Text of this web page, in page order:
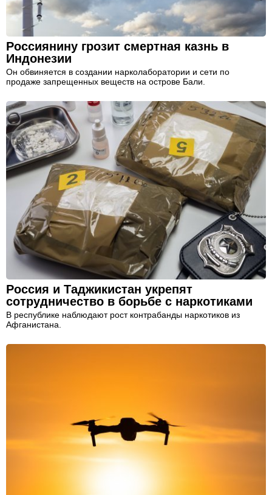
Россиянину грозит смертная казнь в
Индонезии
Он обвиняется в создании нарколаборатории и сети по
продаже запрещенных веществ на острове Бали.
Россия и Таджикистан укрепят
сотрудничество в борьбе с наркотиками
В республике наблюдают рост контрабанды наркотиков из
Афганистана.